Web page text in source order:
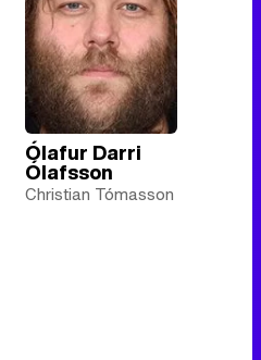
Ólafur Darri
Ólafsson
Christian Tómasson